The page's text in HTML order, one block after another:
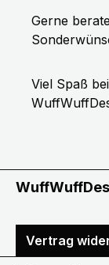
Gerne
Viel Spaß
Vertrag